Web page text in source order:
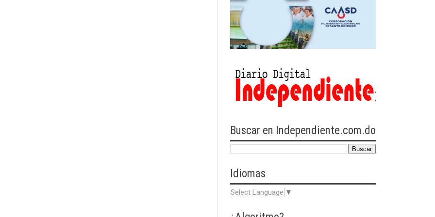
Buscar en Independiente.com.do
Idiomas
Select Language ▼